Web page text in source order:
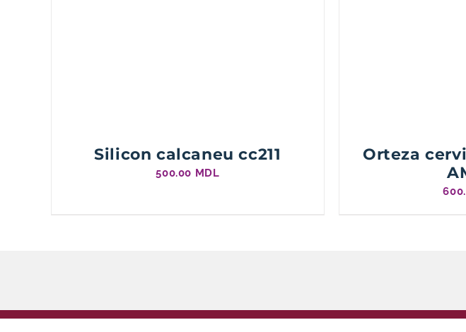
Silicon calcaneu cc211
500.00 MDL
Orteza